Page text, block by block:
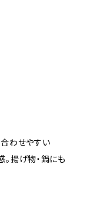
わせやすい
揚げ物・鍋にも